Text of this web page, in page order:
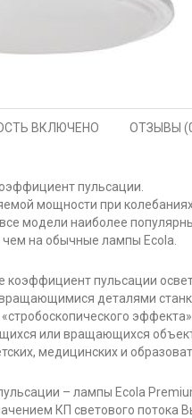
ВКЛЮЧЕНО ОТЗЫВЫ
пульсации.
мощности при
модели наиболее
на обычные лампы Ecola.
пульсации
деталями
или вращающихся
медицинских и
– лампы Ecola
КП светового потока